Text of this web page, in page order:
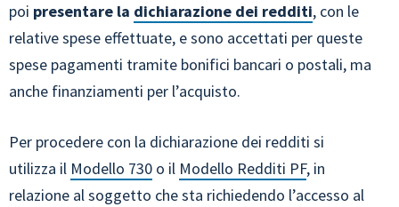
poi presentare la dichiarazione dei redditi, con le
relative spese effettuate, e sono accettati per queste
spese pagamenti tramite bonifici bancari o postali, ma
anche finanziamenti per l’acquisto.
Per procedere con la dichiarazione dei redditi si
utilizza il Modello 730 o il Modello Redditi PF, in
relazione al soggetto che sta richiedendo l’accesso al